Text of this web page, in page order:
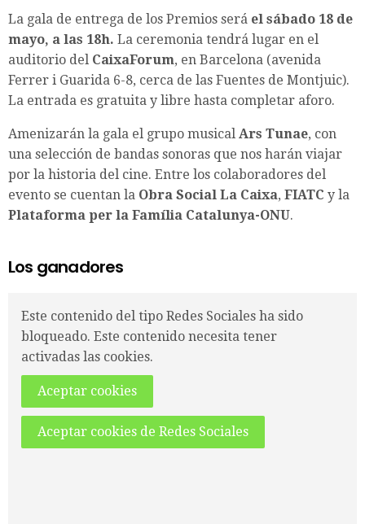
La gala de entrega de los Premios será el sábado 18 de
mayo, a las 18h. La ceremonia tendrá lugar en el
auditorio del CaixaForum, en Barcelona (avenida
Ferrer i Guarida 6-8, cerca de las Fuentes de Montjuic).
La entrada es gratuita y libre hasta completar aforo.
Amenizarán la gala el grupo musical Ars Tunae, con
una selección de bandas sonoras que nos harán viajar
por la historia del cine. Entre los colaboradores del
evento se cuentan la Obra Social La Caixa, FIATC y la
Plataforma per la Família Catalunya-ONU.
Los ganadores
Este contenido del tipo Redes Sociales ha sido
bloqueado. Este contenido necesita tener
activadas las cookies.
Aceptar cookies
Aceptar cookies de Redes Sociales